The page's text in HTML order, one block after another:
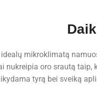
mikroklimatą
nukreipia oro srautą taip,
tyrą bei sveiką